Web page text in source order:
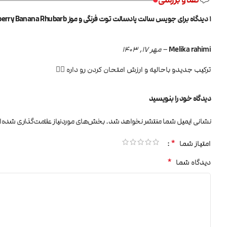
1 دیدگاه برای جویس سالت پادسالت توت فرنگی و موز PodSalt Sweet Strawberry Banana Rhubarb
Melika rahimi
–مهر 17, 1403
ترکیب جدیدو باحالیه و ارزش امتحان کردن رو داره 👍🏼
دیدگاه خود را بنویسید
نشانی ایمیل شما منتشر نخواهد شد.بخش‌های موردنیاز علامت‌گذاری
امتیاز شما *
دیدگاه شما *